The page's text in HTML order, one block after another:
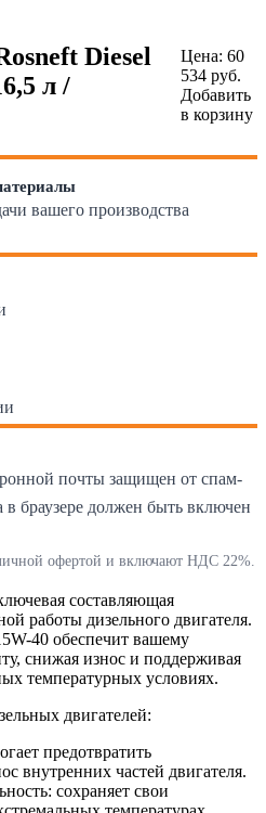
Diesel
л /
Цена: 60
534 руб.
Добавить
в корзину
вашего производства
почты защищен от спам-
в браузере должен быть включен
офертой и включают НДС 22%.
составляющая
работы дизельного двигателя.
40 обеспечит вашему
снижая износ и поддерживая
температурных условиях.
двигателей:
предотвратить
внутренних частей двигателя.
сохраняет свои